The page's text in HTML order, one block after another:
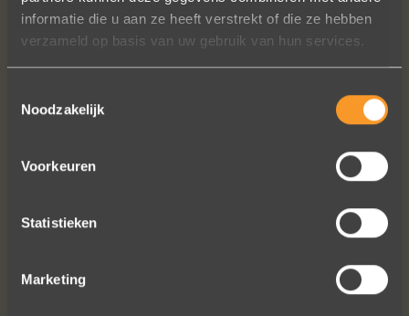
informatie die u aan ze heeft verstrekt of die ze hebben
verzameld op basis van uw gebruik van hun services.
Noodzakelijk
Voorkeuren
Statistieken
Marketing
keuze en correcte prijzen! We werden
steeds heel vriendelijk geholpen.
Naomi Ilsbroux